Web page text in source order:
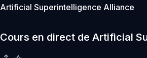
Artificial Superintelligence Alliance
Cours en direct de Artificial